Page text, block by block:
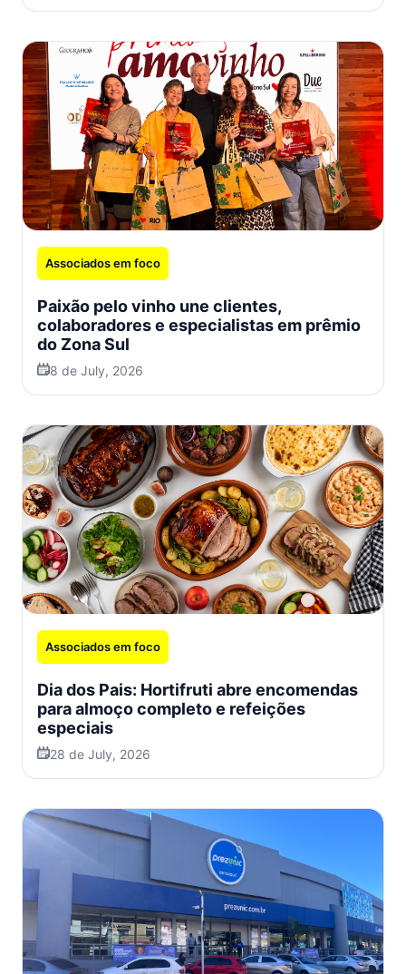
Associados em foco
Paixão pelo vinho une clientes,
colaboradores e especialistas em prêmio
do Zona Sul
8 de July, 2026
Associados em foco
Dia dos Pais: Hortifruti abre encomendas
para almoço completo e refeições
especiais
28 de July, 2026